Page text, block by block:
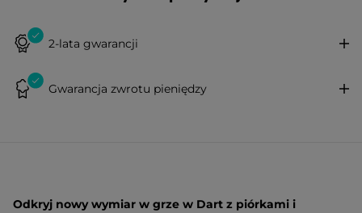
2-lata gwarancji
Gwarancja zwrotu pieniędzy
Odkryj nowy wymiar w grze w Dart z piórkami i